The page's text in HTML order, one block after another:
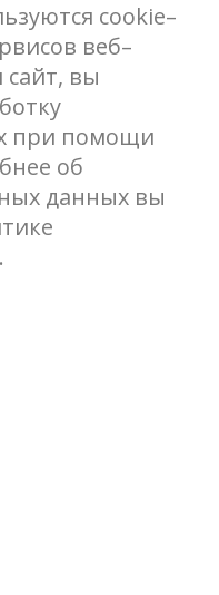
cookie–
веб–
сайт, вы
при помощи
об
данных вы